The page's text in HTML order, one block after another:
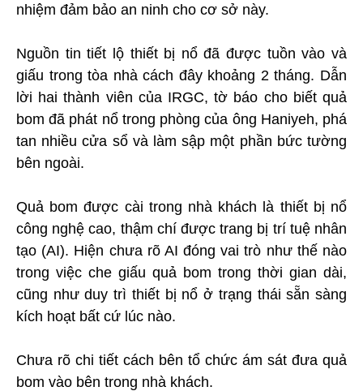
nhiệm đảm bảo an ninh cho cơ sở này.
Nguồn tin tiết lộ thiết bị nổ đã được tuồn vào và
giấu trong tòa nhà cách đây khoảng 2 tháng. Dẫn
lời hai thành viên của IRGC, tờ báo cho biết quả
bom đã phát nổ trong phòng của ông Haniyeh, phá
tan nhiều cửa sổ và làm sập một phần bức tường
bên ngoài.
Quả bom được cài trong nhà khách là thiết bị nổ
công nghệ cao, thậm chí được trang bị trí tuệ nhân
tạo (AI). Hiện chưa rõ AI đóng vai trò như thế nào
trong việc che giấu quả bom trong thời gian dài,
cũng như duy trì thiết bị nổ ở trạng thái sẵn sàng
kích hoạt bất cứ lúc nào.
Chưa rõ chi tiết cách bên tổ chức ám sát đưa quả
bom vào bên trong nhà khách.